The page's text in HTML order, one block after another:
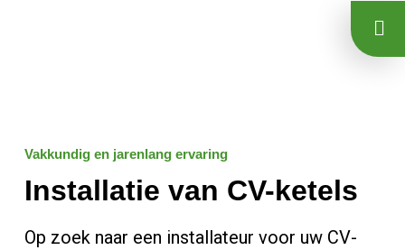
Vakkundig en jarenlang ervaring
Installatie van CV-ketels
Op zoek naar een installateur voor uw CV-